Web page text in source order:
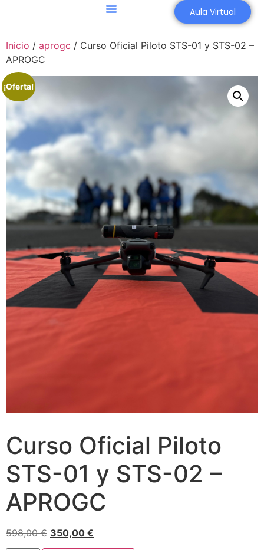
Aula Virtual
Inicio / aprogc / Curso Oficial Piloto STS-01 y STS-02 –
APROGC
¡Oferta!
Curso Oficial Piloto
STS-01 y STS-02 –
APROGC
598,00€ 350,00 €